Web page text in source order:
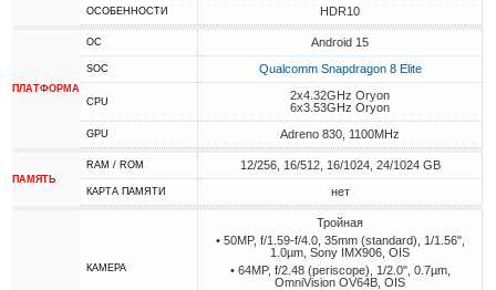
ОСОБЕННОСТИ HDR10
ПЛАТФОРМА
ОС Android 15
SOC Qualcomm Snapdragon 8 Elite
CPU
2x4.32GHz Oryon
6x3.53GHz Oryon
GPU Adreno 830, 1100MHz
ПАМЯТЬ
RAM / ROM 12/256, 16/512, 16/1024, 24/1024 GB
КАРТА ПАМЯТИ нет
КАМЕРА
Тройная
• 50MP, f/1.59-f/4.0, 35mm (standard), 1/1.56",
1.0µm, Sony IMX906, OIS
• 64MP, f/2.48 (periscope), 1/2.0", 0.7µm,
OmniVision OV64B, OIS